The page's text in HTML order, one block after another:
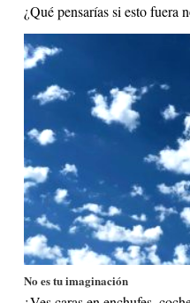
¿Qué pensarías si esto fuera
No es tu imaginación